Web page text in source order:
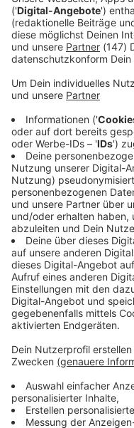
Immer
Verpass' nichts
ANTENNE
Lifestyle oder
Zum